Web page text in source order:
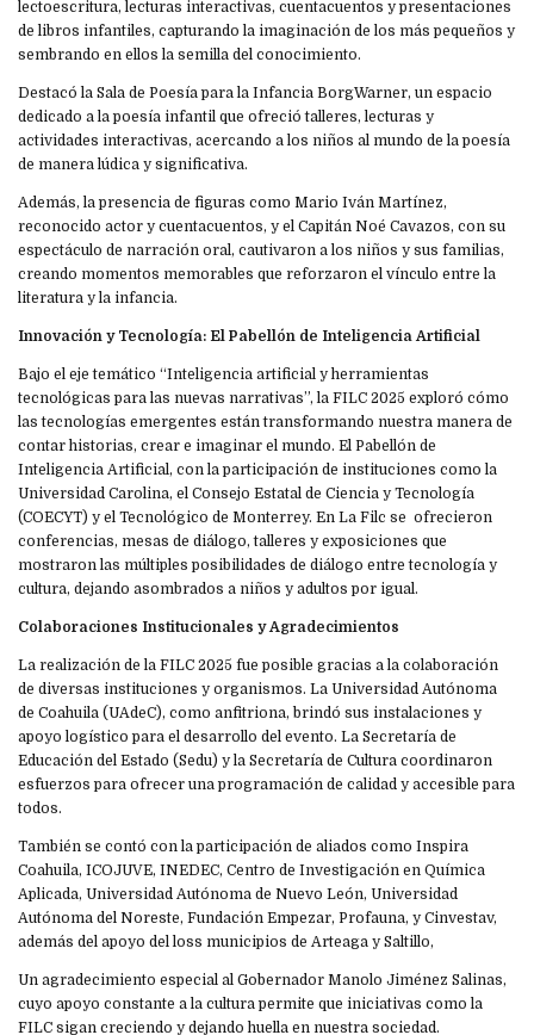
lectoescritura, lecturas interactivas, cuentacuentos y presentaciones
de libros infantiles, capturando la imaginación de los más pequeños y
sembrando en ellos la semilla del conocimiento.
Destacó la Sala de Poesía para la Infancia BorgWarner, un espacio
dedicado a la poesía infantil que ofreció talleres, lecturas y
actividades interactivas, acercando a los niños al mundo de la poesía
de manera lúdica y significativa.
Además, la presencia de figuras como Mario Iván Martínez,
reconocido actor y cuentacuentos, y el Capitán Noé Cavazos, con su
espectáculo de narración oral, cautivaron a los niños y sus familias,
creando momentos memorables que reforzaron el vínculo entre la
literatura y la infancia.
Innovación y Tecnología: El Pabellón de Inteligencia Artificial
Bajo el eje temático “Inteligencia artificial y herramientas
tecnológicas para las nuevas narrativas”, la FILC 2025 exploró cómo
las tecnologías emergentes están transformando nuestra manera de
contar historias, crear e imaginar el mundo. El Pabellón de
Inteligencia Artificial, con la participación de instituciones como la
Universidad Carolina, el Consejo Estatal de Ciencia y Tecnología
(COECYT) y el Tecnológico de Monterrey. En La Filc se ofrecieron
conferencias, mesas de diálogo, talleres y exposiciones que
mostraron las múltiples posibilidades de diálogo entre tecnología y
cultura, dejando asombrados a niños y adultos por igual.
Colaboraciones Institucionales y Agradecimientos
La realización de la FILC 2025 fue posible gracias a la colaboración
de diversas instituciones y organismos. La Universidad Autónoma
de Coahuila (UAdeC), como anfitriona, brindó sus instalaciones y
apoyo logístico para el desarrollo del evento. La Secretaría de
Educación del Estado (Sedu) y la Secretaría de Cultura coordinaron
esfuerzos para ofrecer una programación de calidad y accesible para
todos.
También se contó con la participación de aliados como Inspira
Coahuila, ICOJUVE, INEDEC, Centro de Investigación en Química
Aplicada, Universidad Autónoma de Nuevo León, Universidad
Autónoma del Noreste, Fundación Empezar, Profauna, y Cinvestav,
además del apoyo del loss municipios de Arteaga y Saltillo,
Un agradecimiento especial al Gobernador Manolo Jiménez Salinas,
cuyo apoyo constante a la cultura permite que iniciativas como la
FILC sigan creciendo y dejando huella en nuestra sociedad.